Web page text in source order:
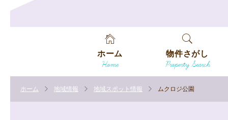
ホーム
Home
物件さがし
Property Search
ホーム 地域情報 地域スポット情報 ムクロジ公園